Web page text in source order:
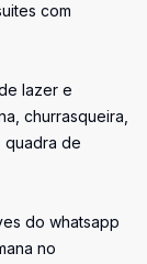
com
lazer e
churrasqueira,
quadra de
do whatsapp
no